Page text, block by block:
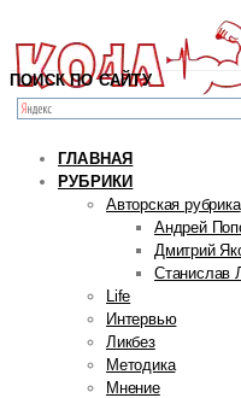
ПОИСК ПО САЙТУ
ГЛАВНАЯ
РУБРИКИ
Авторская рубрика
Андрей
Дмитрий
Станислав
Life
Интервью
Ликбез
Методика
Мнение